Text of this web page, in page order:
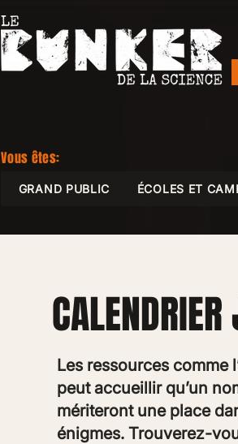
Vous êtes:
GRAND PUBLIC ÉCOLES ET
Les ressources comme
peut accueillir qu’un
mériteront une place
énigmes. Trouverez-